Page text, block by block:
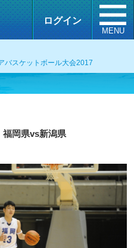
ログイン
MENU
バスケットボール大会2017
岡県vs新潟県